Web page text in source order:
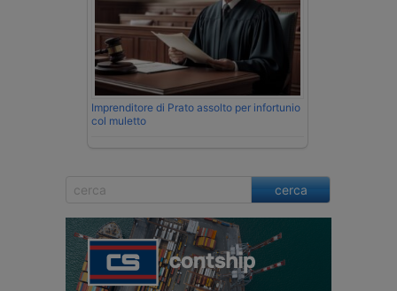
Imprenditore di Prato assolto per infortunio
col muletto
cerca